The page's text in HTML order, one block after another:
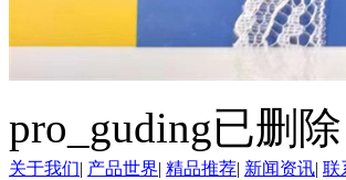
pro_guding已删除
关于我们 产品世界 精品推荐 新闻资讯 联